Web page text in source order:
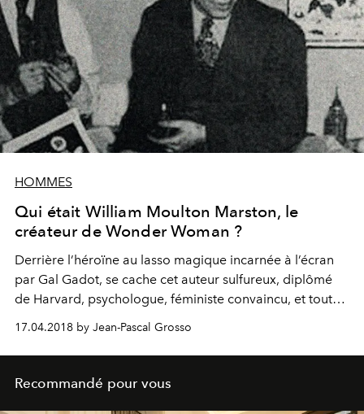
HOMMES
Qui était William Moulton Marston, le
créateur de Wonder Woman ?
Derrière l’héroïne au lasso magique incarnée à l’écran
par Gal Gadot, se cache cet auteur sulfureux, diplômé
de Harvard, psychologue, féministe convaincu, et tout
autant amateur de bondage que bigame avéré. Le film
“My Wonder Women”, d’Angela Robinson, revient sur sa
trajectoire singulière.
17.04.2018 by Jean-Pascal Grosso
Recommandé pour vous